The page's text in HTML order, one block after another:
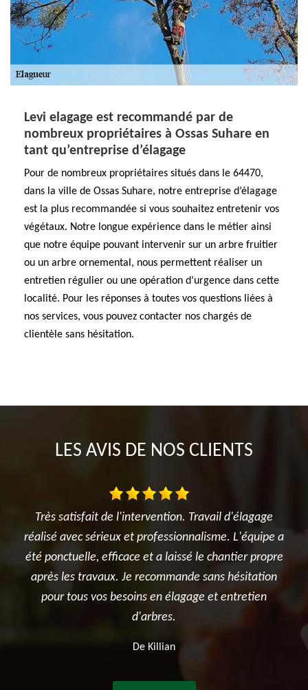
Levi elagage est recommandé par de
nombreux propriétaires à Ossas Suhare en
tant qu’entreprise d’élagage
Pour de nombreux propriétaires situés dans le 64470,
dans la ville de Ossas Suhare, notre entreprise d’élagage
est la plus recommandée si vous souhaitez entretenir vos
végétaux. Notre longue expérience dans le métier ainsi
que notre équipe pouvant intervenir sur un arbre fruitier
ou un arbre ornemental, nous permettent réaliser un
entretien régulier ou une opération d’urgence dans cette
localité. Pour les réponses à toutes vos questions liées à
nos services, vous pouvez contacter nos chargés de
clientèle sans hésitation.
LES AVIS DE NOS CLIENTS
Travail d'élagage
L'équipe a
le chantier propre
sans hésitation
et entretien
Je suis ravi des travaux réalisés dans
l'élagage du cerisier, l'entretien des
et surtout le terrassement et la
potager. Je recommande
entreprise.